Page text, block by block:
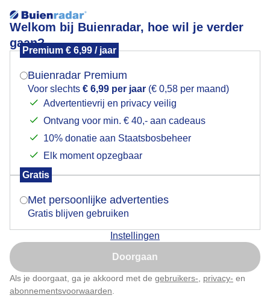
Welkom bij Buienradar, hoe wil je verder
gaan?
Premium € 6,99 / jaar
Buienradar Premium
Voor slechts € 6,99 per jaar (€ 0,58 per maand)
Advertentievrij en privacy veilig
Ontvang voor min. € 40,- aan cadeaus
10% donatie aan Staatsbosbeheer
Elk moment opzegbaar
Gratis
Met persoonlijke advertenties
Gratis blijven gebruiken
Instellingen
Doorgaan
Als je doorgaat, ga je akkoord met de gebruikers- privacy- en
abonnementsvoorwaarden
Explosieve wolken boven zee bij zonsondergang
Door: Edwin keur Gemaakt: 09-06-2026, 44x bekeken
Mogen we je locatie gebruiken voor het
Indien je hier nog geen akkoord op hebt gegeven,
verschijnt er zo een pop-up uit je browser waarin
Is goed, toon de popup
Nu niet, misschien later
Klik hierom dit aan te passen